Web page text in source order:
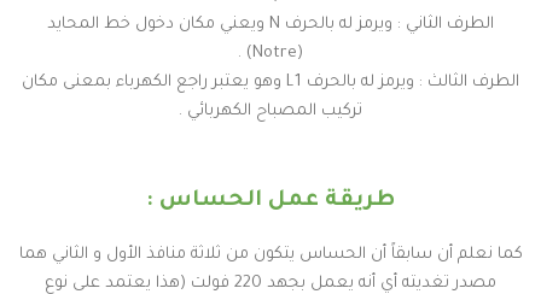
الطرف الثاني : ويرمز له بالحرف N ويعني مكان دخول خط المحايد
(Notre) .
الطرف الثالث : ويرمز له بالحرف L1 وهو يعتبر راجع الكهرباء بمعنى مكان
تركيب المصباح الكهربائي .
طريقة عمل الحساس :
كما نعلم أن سابقاً أن الحساس يتكون من ثلاثة منافذ الأول و الثاني هما
مصدر تغديته أي أنه يعمل بجهد 220 فولت (هذا يعتمد على نوع